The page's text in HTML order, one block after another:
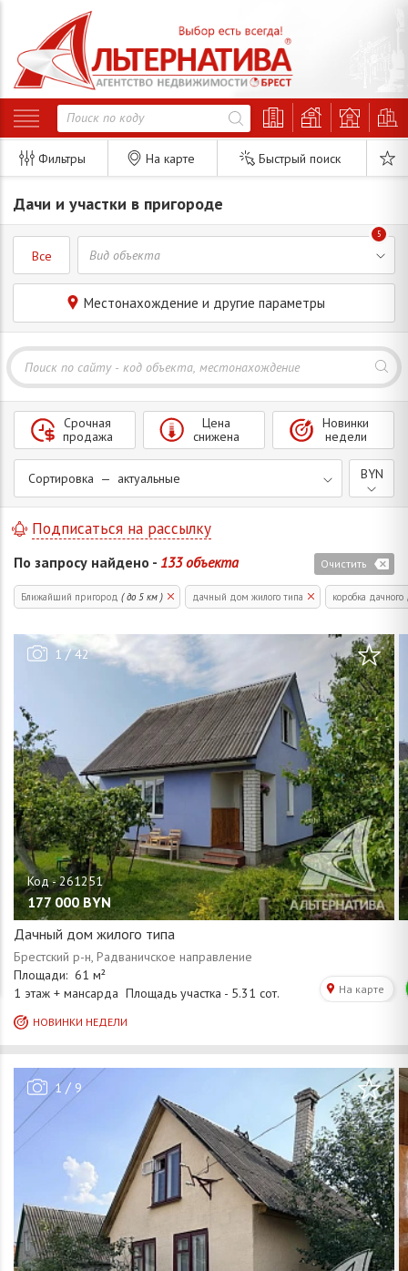
Фильтры На карте Быстрый поиск
Дачи и участки в пригороде
Все
5
Местонахождение и другие параметры
Сортировка — актуальные
Срочная
продажа
Цена
снижена
Новинки
недели
BYN
По запросу найдено - 133 объекта Очистить
Подписаться на рассылку
Ближайший пригород ( до 5 км ) дачный дом жилого типа коробка
1/42
177 000 BYN
Дачный дом жилого типа
1/ 9